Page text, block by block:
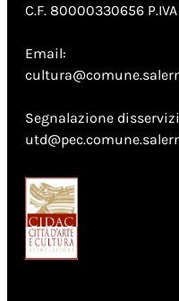
C.F. 80000330656
Email:
Segnalazione